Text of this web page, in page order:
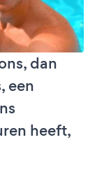
dan
een
heeft,